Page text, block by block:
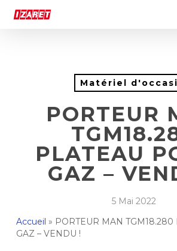
Matériel
PORTEUR
PLATEAU
GAZ –
5 Mai 2022
Accueil » PORTEUR MAN TGM18.280
GAZ – VENDU !